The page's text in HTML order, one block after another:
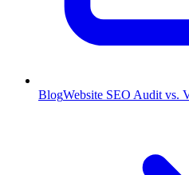
BlogWebsite SEO Audit vs.